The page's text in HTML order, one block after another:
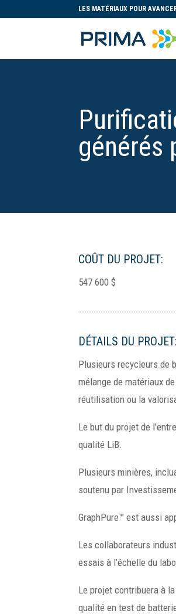
LES MATÉRIAUX POUR
générés
COÛT DU PROJET:
547 600 $
DÉTAILS DU PROJET:
Plusieurs recycleurs de
mélange de matériaux
réutilisation ou la
Le but du projet de
qualité LiB.
Plusieurs minières,
soutenu par
GraphPure™ est aussi
Les collaborateurs
essais à l’échelle du
Le projet contribuera à
qualité en test de